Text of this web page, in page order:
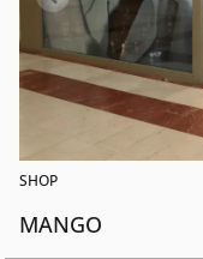
SHOP
MANGO